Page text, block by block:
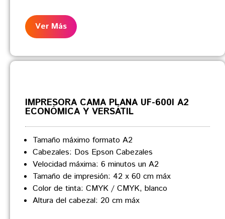
Ver Más
IMPRESORA CAMA PLANA UF-600I A2
ECONÓMICA Y VERSÁTIL
Tamaño máximo formato A2
Cabezales: Dos Epson Cabezales
Velocidad máxima: 6 minutos un A2
Tamaño de impresión: 42 x 60 cm máx
Color de tinta: CMYK / CMYK, blanco
Altura del cabezal: 20 cm máx